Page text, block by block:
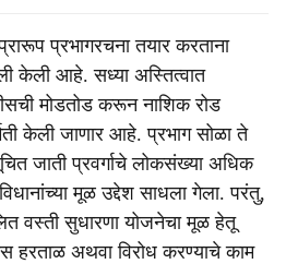
प्रभागरचना तयार करताना
केली आहे. सध्या अस्तित्वात
मोडतोड करून नाशिक रोड
केली जाणार आहे. प्रभाग सोळा ते
जाती प्रवर्गाचे लोकसंख्या अधिक
मूळ उद्देश साधला गेला. परंतु,
वस्ती सुधारणा योजनेचा मूळ हेतू
हरताळ अथवा विरोध करण्याचे काम